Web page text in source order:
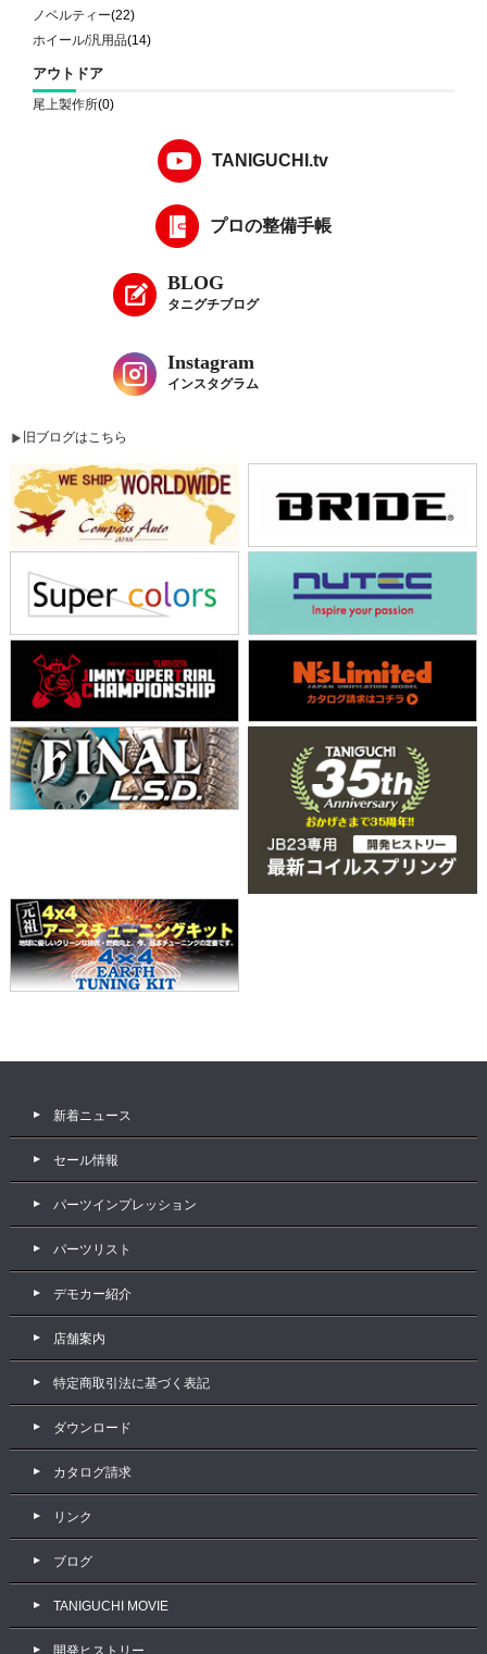
ノベルティー(22)
ホイール/汎用品(14)
アウトドア
尾上製作所(0)
TANIGUCHI.tv
プロの整備手帳
BLOG
タニグチブログ
Instagram
インスタグラム
旧ブログはこちら
新着ニュース
セール情報
パーツインプレッション
パーツリスト
デモカー紹介
店舗案内
特定商取引法に基づく表記
ダウンロード
カタログ請求
リンク
ブログ
TANIGUCHI MOVIE
開発ヒストリー